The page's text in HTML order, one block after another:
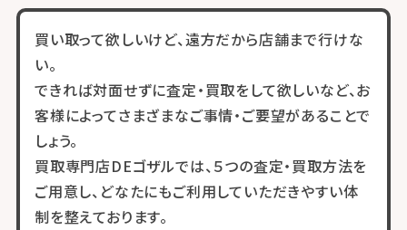
買い取って欲しいけど、遠方だから店舗まで行けな
い。
できれば対面せずに査定・買取をして欲しいなど、お
客様によってさまざまなご事情・ご要望があることで
しょう。
買取専門店DEゴザルでは、５つの査定・買取方法を
ご用意し、どなたにもご利用していただきやすい体
制を整えております。